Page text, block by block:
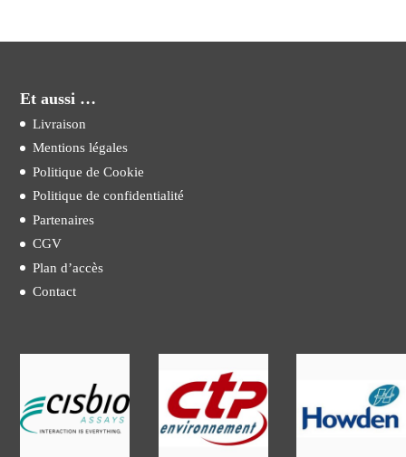
Et aussi …
Livraison
Mentions légales
Politique de Cookie
Politique de confidentialité
Partenaires
CGV
Plan d’accès
Contact